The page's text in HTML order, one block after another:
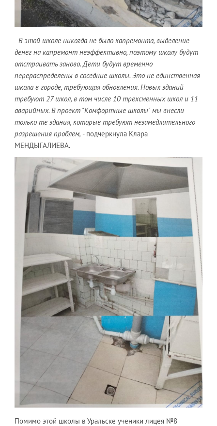
- В этой школе никогда не было капремонта, выделение
денег на капремонт неэффективно, поэтому школу будут
отстраивать заново. Дети будут временно
перераспределены в соседние школы. Это не единственная
школа в городе, требующая обновления. Новых зданий
требуют 27 школ, в том числе 10 трехсменных школ и 11
аварийных. В проект "Комфортные школы" мы внесли
только те здания, которые требуют незамедлительного
разрешения проблем, - подчеркнула Клара
МЕНДЫГАЛИЕВА.
Помимо этой школы в Уральске ученики лицея №8